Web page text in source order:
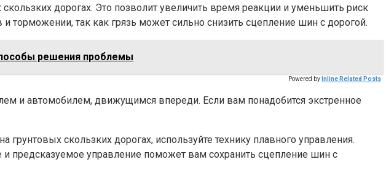
дорогах. Это позволит увеличить время реакции и уменьшить риск
торможении, так как грязь может сильно снизить сцепление шин с дорогой.
решения проблемы
Powered by Inline Related Posts
и автомобилем, движущимся впереди. Если вам понадобится экстренное
скользких дорогах, используйте технику плавного управления.
предсказуемое управление поможет вам сохранить сцепление шин с